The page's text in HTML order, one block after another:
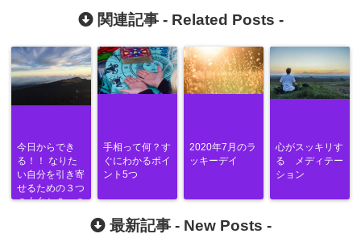
関連記事 - Related Posts -
今日からでき
る！！ なりた
い自分を引き寄
せるための３つ
の土台と２つの
手相って何？す
ぐにわかるポイ
ント5つ
2020年7月のラ
ッキーデイ
心がスッキリす
る メディテー
ション
最新記事 - New Posts -